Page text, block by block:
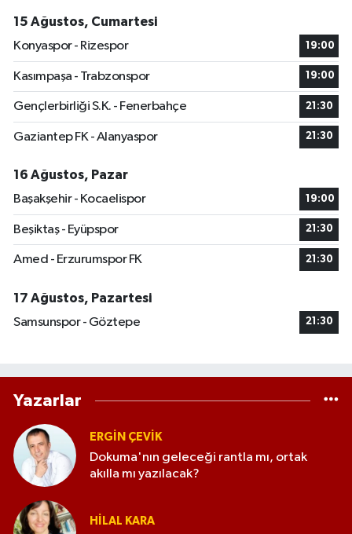
15 Ağustos, Cumartesi
Konyaspor - Rizespor
19:00
Kasımpaşa - Trabzonspor 19:00
Gençlerbirliği S.K. - Fenerbahçe 21:30
Gaziantep FK - Alanyaspor 21:30
16 Ağustos, Pazar
Başakşehir - Kocaelispor
19:00
Beşiktaş - Eyüpspor 21:30
Amed - Erzurumspor FK 21:30
17 Ağustos, Pazartesi
Samsunspor - Göztepe
21:30
Yazarlar
ERGIN ÇEVİK
Dokuma'nın geleceği rantla mı, ortak
akılla mı yazılacak?
HILAL KARA